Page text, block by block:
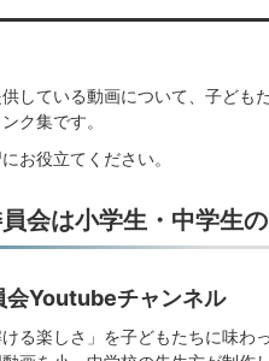
している動画について、子ども
ク集です。
お役立てください。
会は小学生・中学生
会Youtubeチャンネル
ける楽しさ」を子どもたちに味